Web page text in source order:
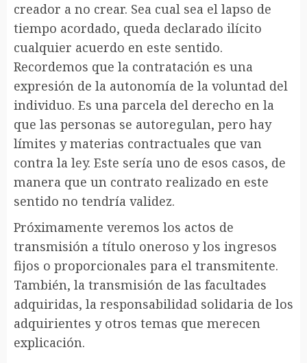
creador a no crear. Sea cual sea el lapso de
tiempo acordado, queda declarado ilícito
cualquier acuerdo en este sentido.
Recordemos que la contratación es una
expresión de la autonomía de la voluntad del
individuo. Es una parcela del derecho en la
que las personas se autoregulan, pero hay
límites y materias contractuales que van
contra la ley. Este sería uno de esos casos, de
manera que un contrato realizado en este
sentido no tendría validez.
Próximamente veremos los actos de
transmisión a título oneroso y los ingresos
fijos o proporcionales para el transmitente.
También, la transmisión de las facultades
adquiridas, la responsabilidad solidaria de los
adquirientes y otros temas que merecen
explicación.